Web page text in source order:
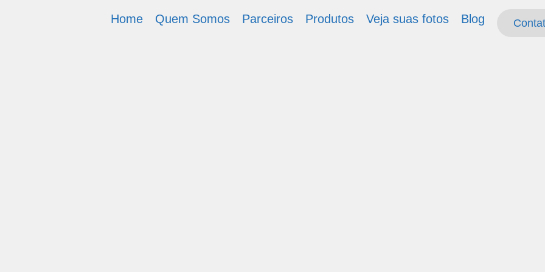
Home Quem Somos Parceiros Produtos Veja suas fotos Blog